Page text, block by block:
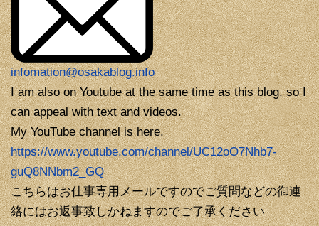
infomation@osakablog.info
I am also on Youtube at the same time as this blog, so I
can appeal with text and videos.
My YouTube channel is here.
https://www.youtube.com/channel/UC12oO7Nhb7-
guQ8NNbm2_GQ
こちらはお仕事専用メールですのでご質問などの御連
絡にはお返事致しかねますのでご了承ください